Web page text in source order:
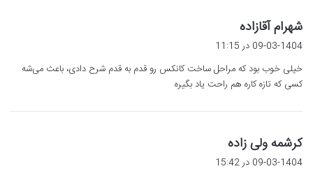
شهرام آقازاده
ف
:
09-03-1404 در 11:15
خیلی خوب بود که مراحل ساخت کانکس رو قدم به قدم شرح دادی، باعث می‌شه
کسی که تازه کاره هم راحت یاد بگیره
کرشمه ولی زاده
ف
09-03-1404 در 15:42